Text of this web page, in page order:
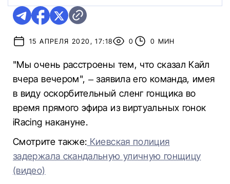
15 АПРЕЛЯ 2020, 17:18 0 0 МИН
"Мы очень расстроены тем, что сказал Кайл
вчера вечером", – заявила его команда, имея
в виду оскорбительный сленг гонщика во
время прямого эфира из виртуальных гонок
iRacing накануне.
Смотрите также: Киевская полиция
задержала скандальную уличную гонщицу
(видео)